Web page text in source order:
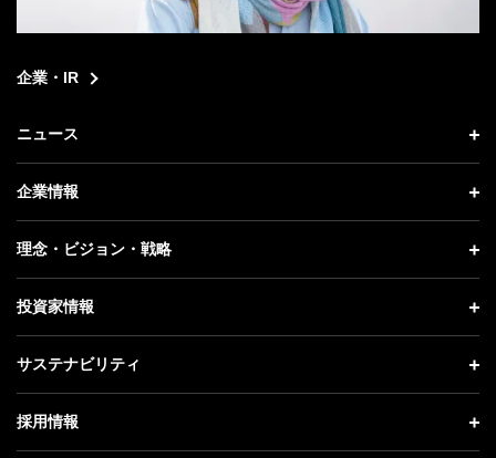
企業・IR
ニュース
ニュース トップ
プレスリリース
更新情報
記者説明会
企業情報
企業情報 トップ
社長メッセージ
事業紹介
ガバナンス
理念・ビジョン・戦略
理念・ビジョン・戦略 トップ
成長戦略「Activate AI for Society」
人材戦略
投資家情報
投資家情報 トップ
経営方針
サステナビリティ
サステナビリティ トップ
採用情報